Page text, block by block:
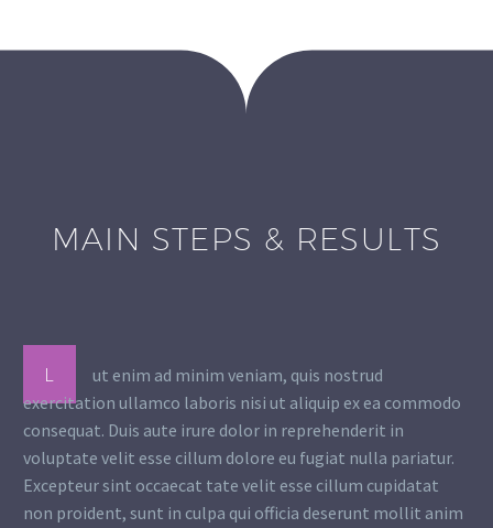
MAIN STEPS & RESULTS
L
ut enim ad minim veniam, quis nostrud
exercitation ullamco laboris nisi ut aliquip ex ea commodo
consequat. Duis aute irure dolor in reprehenderit in
voluptate velit esse cillum dolore eu fugiat nulla pariatur.
Excepteur sint occaecat tate velit esse cillum cupidatat
non proident, sunt in culpa qui officia deserunt mollit anim